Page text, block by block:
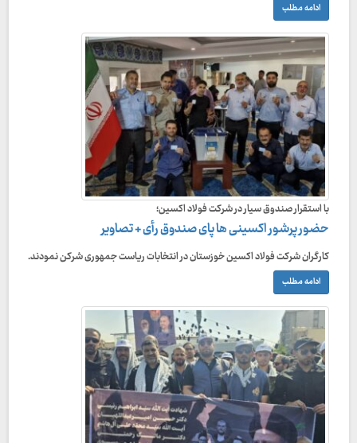
ادامه مطلب
با استقرار صندوق سیار در شرکت فولاد اکسین؛
حضور پرشور اکسینی ها پای صندوق رأی + تصاویر
کارگران شرکت فولاد اکسین خوزستان در انتخابات ریاست جمهوری شرکن نمودند.
ادامه مطلب